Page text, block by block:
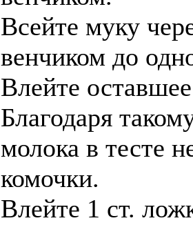
Всейте муку
венчиком до
Влейте
Благодаря
молока в тесте
комочки.
Влейте 1 ст.